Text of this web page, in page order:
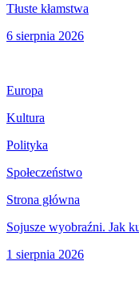
Tłuste kłamstwa
6 sierpnia 2026
Europa
Kultura
Polityka
Społeczeństwo
Strona główna
Sojusze wyobraźni. Jak
1 sierpnia 2026